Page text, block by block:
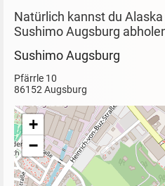
Natürlich kannst du
Sushimo Augsburg
Sushimo Augsburg
Pfärrle 10
86152 Augsburg
+
−